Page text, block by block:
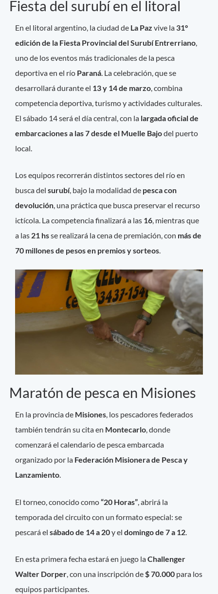
Fiesta del surubí en el litoral
En el litoral argentino, la ciudad de La Paz vive la 31°
edición de la Fiesta Provincial del Surubí Entrerriano
uno de los eventos más tradicionales de la pesca
deportiva en el río Paraná . La celebración, que se
desarrollará durante el 13 y 14 de marzo , combina
competencia deportiva, turismo y actividades culturales.
El sábado 14 será el día central, con la largada oficial de
embarcaciones a las 7 desde el Muelle Bajodel puerto
local.
Los equipos recorrerán distintos sectores del río en
busca delsurubí, bajo la modalidad de pesca con
devolución, una práctica que busca preservar el recurso
ictícola. La competencia finalizará a las 16, mientras que
a las 21 hsse realizará la cena de premiación, con más de
70 millones de pesos en premios y sorteos.
Maratón de pesca en Misiones
En la provincia de Misiones, los pescadores federados
también tendrán su cita en Montecarlo, donde
comenzará el calendario de pesca embarcada
organizado por la Federación Misionera de Pesca y
Lanzamiento.
El torneo, conocido como“20 Horas” , abrirá la
temporada del circuito con un formato especial: se
pescará elsábado de 14 a 20y eldomingo de 7 a 12
En esta primera fecha estará en juego laChallenger
Walter Dorper, con una inscripción de$ 70.000 para los
equipos participantes.